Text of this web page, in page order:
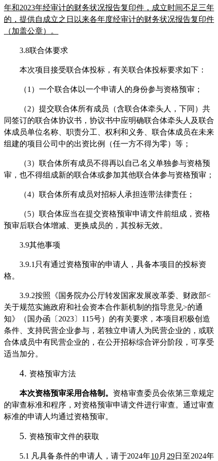
年和2023年经审计的财务状况报告复印件，成立时间不足三年
的，提供自成立之日以来各年度经审计的财务状况报告复印件
（加盖公章）。
3.8联合体要求
本次项目接受联合体投标，有关联合体投标要求如下：
（1） 一个联合体以一个申请人的身份参与资格预审；
（2） 提交联合体所有成员（含联合体牵头人，下同）共
同签订的联合体协议书，协议书中应明确联合体牵头人及联合
体成员单位名称、职责分工、权利和义务、联合体成员在未来
组建的项目公司中的出资比例（任一方不得为零）等；
（3） 联合体所有成员不得再以自己名义单独参与资格预
审，也不得组成新的联合体或参加其他联合体参与资格预审；
（4） 联合体所有成员对招标人承担连带法律责任；
（5） 联合体应当在提交资格预审申请文件前组成，资格
预审后联合体增减、更换成员的，其投标无效。
3.9其他事项
3.9.1只有通过资格预审的申请人，具备本项目的投标资
格。
3.9.2按照《国务院办公厅转发国家发展改革委、财政部<
关于规范实施政府和社会资本合作新机制的指导意见>的通
知》（国办函〔2023〕115号）的有关要求，本项目积极创造
条件、支持民营企业参与，若独立申请人为民营企业的，或联
合体成员中有民营企业的，在公开招标综合评分阶段，可享受
适当加分。
4. 资格预审方法
本次资格预审采用合格制。 资格审查委员会依第三章规定
的审查标准和程序，对资格预审申请文件进行审查。通过审查
标准的申请人均通过资格预审。
5. 资格预审文件的获取
5.1 凡具备条件的申请人，请于2024年10月 29日至2024年